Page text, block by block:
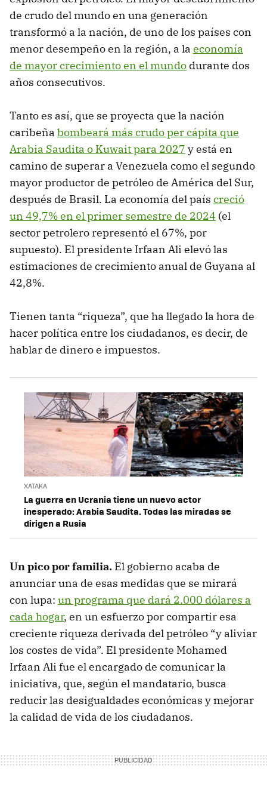
de crudo del mundo en una generación
transformó a la nación, de uno de los países con
menor desempeño en la región, a la economía
de mayor crecimiento en el mundo durante dos
años consecutivos.
Tanto es así, que se proyecta que la nación
caribeña bombeará más crudo per cápita que
Arabia Saudita o Kuwait para 2027 y está en
camino de superar a Venezuela como el segundo
mayor productor de petróleo de América del Sur,
después de Brasil. La economía del país creció
un 49,7% en el primer semestre de 2024 (el
sector petrolero representó el 67%, por
supuesto). El presidente Irfaan Ali elevó las
estimaciones de crecimiento anual de Guyana al
42,8%.
Tienen tanta “riqueza”, que ha llegado la hora de
hacer política entre los ciudadanos, es decir, de
hablar de dinero e impuestos.
XATAKA
La guerra en Ucrania tiene un nuevo actor
inesperado: Arabia Saudita. Todas las miradas se
dirigen a Rusia
Un pico por familia. El gobierno acaba de
anunciar una de esas medidas que se mirará
con lupa: un programa que dará 2.000 dólares a
cada hogar, en un esfuerzo por compartir esa
creciente riqueza derivada del petróleo “y aliviar
los costes de vida”. El presidente Mohamed
Irfaan Ali fue el encargado de comunicar la
iniciativa, que, según el mandatario, busca
reducir las desigualdades económicas y mejorar
la calidad de vida de los ciudadanos.